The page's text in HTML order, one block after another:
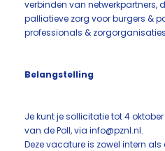
verbinden van netwerkpartners,
palliatieve zorg voor burgers &
professionals &
Belangstelling
Je kunt je sollicitatie tot 4
van de Poll, via info@pznl.nl.
Deze vacature is zowel intern